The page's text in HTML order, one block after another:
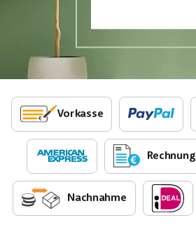
Vorkasse
Rechnung
Nachnahme